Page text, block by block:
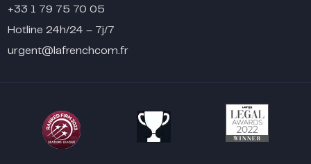
+33 1 79 75 70 05
Hotline 24h/24 – 7j/7
urgent@lafrenchcom.fr